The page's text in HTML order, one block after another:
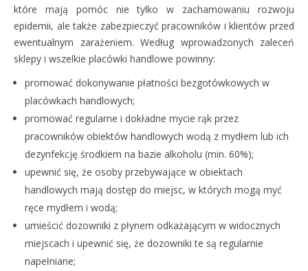
które mają pomóc nie tylko w zachamowaniu rozwoju
epidemii, ale także zabezpieczyć pracowników i klientów przed
ewentualnym zarażeniem. Według wprowadzonych zaleceń
sklepy i wszelkie placówki handlowe powinny:
promować dokonywanie płatności bezgotówkowych w
placówkach handlowych;
promować regularne i dokładne mycie rąk przez
pracowników obiektów handlowych wodą z mydłem lub ich
dezynfekcję środkiem na bazie alkoholu (min. 60%);
upewnić się, że osoby przebywające w obiektach
handlowych mają dostęp do miejsc, w których mogą myć
ręce mydłem i wodą;
umieścić dozowniki z płynem odkażającym w widocznych
miejscach i upewnić się, że dozowniki te są regularnie
napełniane;